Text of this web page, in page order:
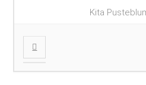
Kita